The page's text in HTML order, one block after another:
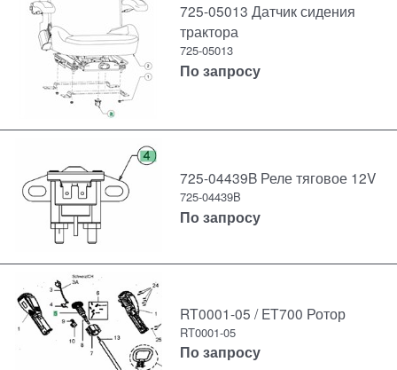
725-05013 Датчик сидения
трактора
725-05013
По запросу
725-04439B Реле тяговое 12V
725-04439B
По запросу
RT0001-05 / ET700 Ротор
RT0001-05
По запросу